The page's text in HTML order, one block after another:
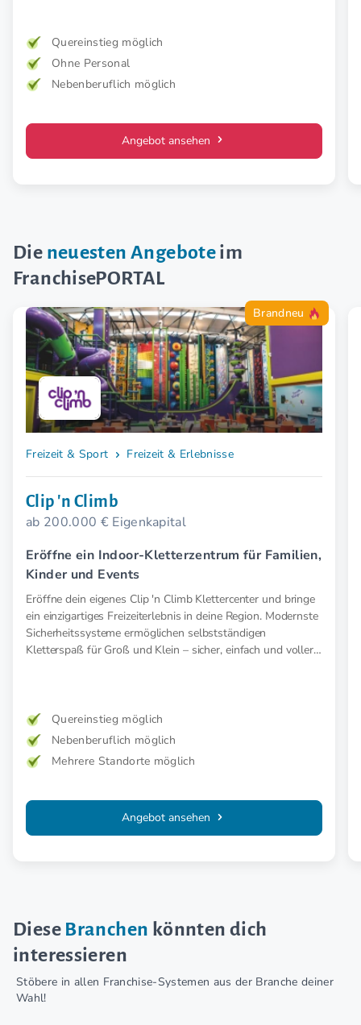
Konzept.Quereinstieg möglich
Ohne Personal
Nebenberuflich möglich
Angebot ansehen
Die neuesten Angeboteim
FranchisePORTAL
Brandneu
Freizeit & Sport Freizeit & Erlebnisse
Clip 'n Climb
ab 200.000 € Eigenkapital
Eröffne ein Indoor-Kletterzentrum für Familien,
Kinder und Events
Eröffne dein eigenes Clip 'n Climb Klettercenter und bringe
ein einzigartiges Freizeiterlebnis in deine Region. Modernste
Sicherheitssysteme ermöglichen selbstständigen
Kletterspaß für Groß und Klein – sicher, einfach und voller
Quereinstieg möglich
Nebenberuflich möglich
Mehrere Standorte möglich
Angebot ansehen
Diese Branchen könnten dich
interessieren
Stöbere in allen Franchise-Systemen aus der Branche deiner
Wahl!